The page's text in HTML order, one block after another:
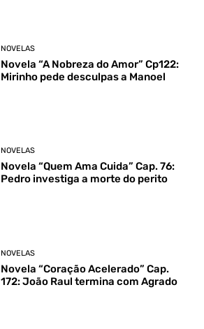
NOVELAS
Novela “A Nobreza do Amor” Cp122:
Mirinho pede desculpas a Manoel
NOVELAS
Novela “Quem Ama Cuida” Cap. 76:
Pedro investiga a morte do perito
NOVELAS
Novela “Coração Acelerado” Cap.
172: João Raul termina com Agrado